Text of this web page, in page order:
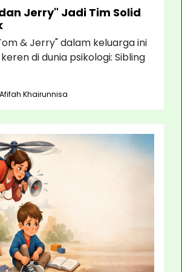
Jerry" Jadi Tim Solid
& Jerry" dalam keluarga ini
di dunia psikologi: Sibling
Khairunnisa